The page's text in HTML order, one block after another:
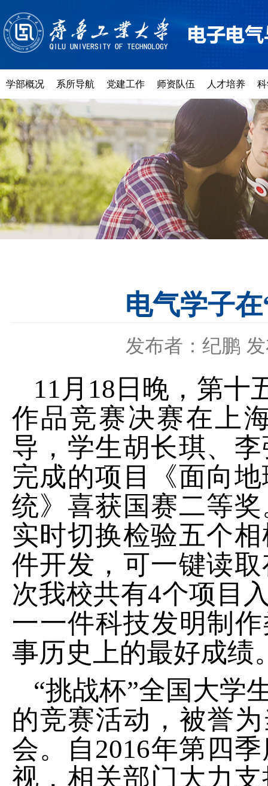
学部概况 系所导航 党建工作 师资队伍 人才培养
电气学子
发布者：纪鹏
11 月 18 日 晚 ，第十
作品竞赛决赛在上
导 ， 学生胡长琪、
完成的项目《面向
统》喜获国赛二等奖
实时切换检验五个
件开发，可一键读
次我校共有4个项目
一一件科技发明制作
事历史上的最好成绩
“挑战杯”全国大学
的竞赛活动， 被誉
会。自 2016年第四
视 ， 相关部门大力